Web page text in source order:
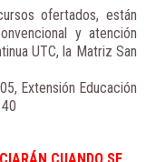
ofertados, están
y atención
UTC, la Matriz San
Extensión Educación